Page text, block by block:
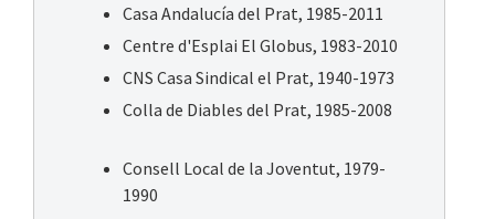
Casa Andalucía del Prat, 1985-2011
Centre d'Esplai El Globus, 1983-2010
CNS Casa Sindical el Prat, 1940-1973
Colla de Diables del Prat, 1985-2008
Consell Local de la Joventut, 1979-
1990